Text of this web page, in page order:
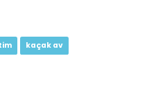
kaçak av